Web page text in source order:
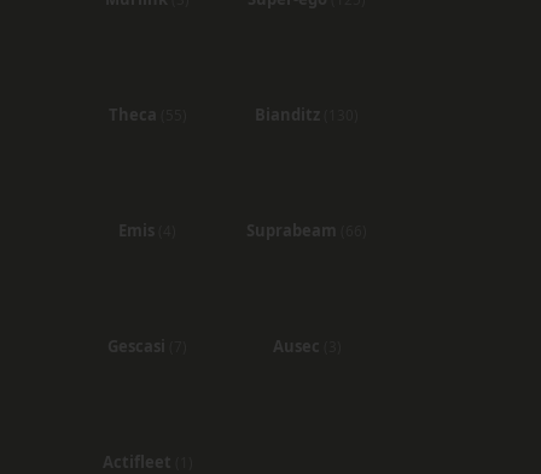
Theca Bianditz
Emis Suprabeam
Gescasi Ausec
Actifleet